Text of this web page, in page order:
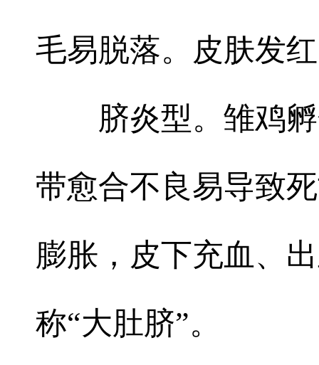
毛易脱落。皮肤发
脐炎型。雏鸡
带愈合不良易导致
膨胀，皮下充血、
称“大肚脐”。